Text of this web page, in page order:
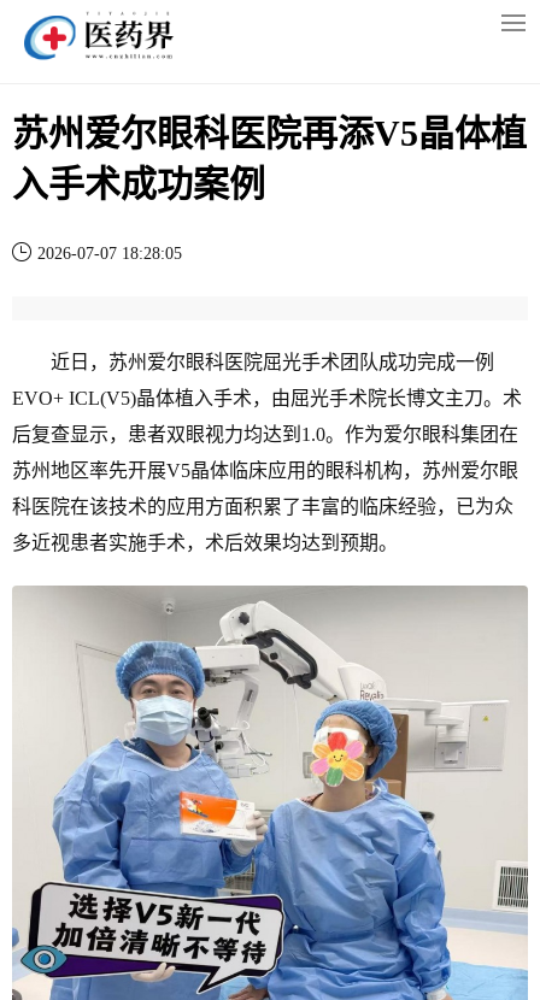
​苏州爱尔眼科医院再添V5晶体植
入手术成功案例
2026-07-07 18:28:05
近日，苏州爱尔眼科医院屈光手术团队成功完成一例
EVO+ ICL(V5)晶体植入手术，由屈光手术院长博文主刀。术
后复查显示，患者双眼视力均达到1.0。作为爱尔眼科集团在
苏州地区率先开展V5晶体临床应用的眼科机构，苏州爱尔眼
科医院在该技术的应用方面积累了丰富的临床经验，已为众
多近视患者实施手术，术后效果均达到预期。